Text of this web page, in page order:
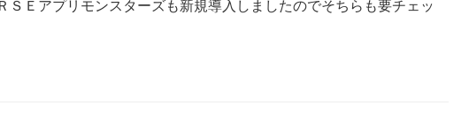
Ｅアプリモンスターズも新規導入しましたのでそちらも要チェッ